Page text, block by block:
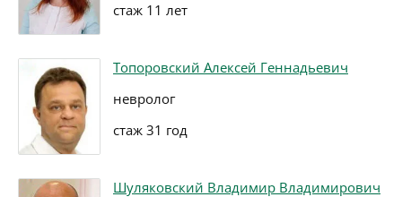
стаж 11 лет
Топоровский Алексей Геннадьевич
невролог
стаж 31 год
Шуляковский Владимир Владимирович